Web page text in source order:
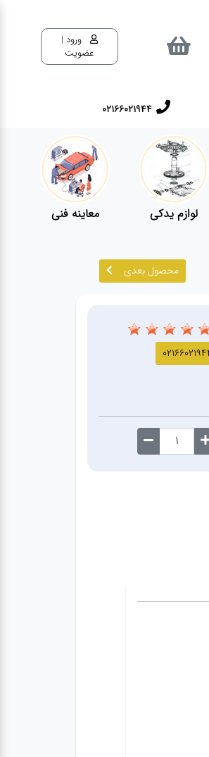
ورود |
عضویت
02166021944
لوازم یدکی معاینه فنی
محصول بعدی